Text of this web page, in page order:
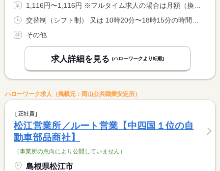
1,116円〜1,116円 ※フルタイム求人の場合は月額（換算額）、パート求人の場合は時間額を表示しています。
その他
求人詳細を見る (ハローワークより転載)
ハローワーク求人（掲載元：岡山公共職業安定所）
正社員
松江営業所／ルート営業【中四国１位の自
動車部品商社】
（事業所の意向により公開していません）
島根県松江市